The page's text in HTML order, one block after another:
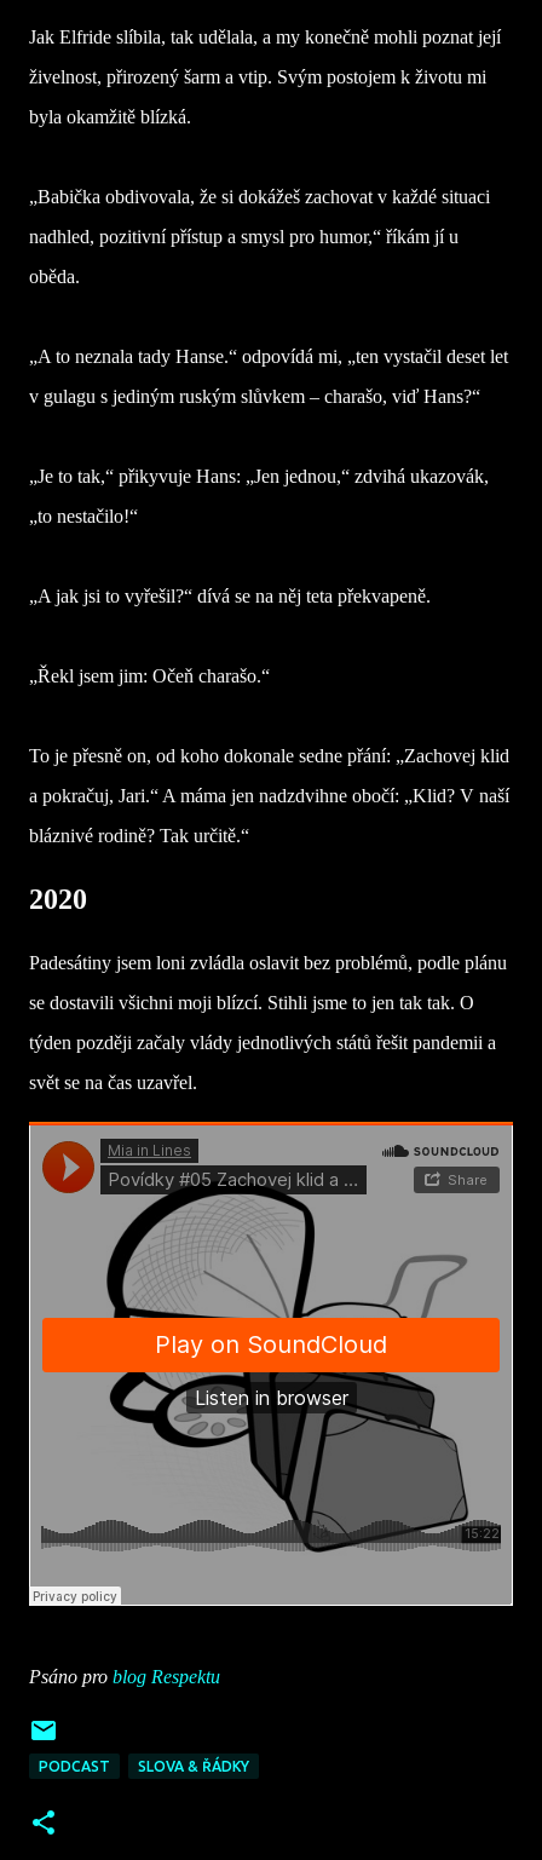
Jak Elfride slíbila, tak udělala, a my konečně mohli poznat její
živelnost, přirozený šarm a vtip. Svým postojem k životu mi
byla okamžitě blízká.
„Babička obdivovala, že si dokážeš zachovat v každé situaci
nadhled, pozitivní přístup a smysl pro humor,“ říkám jí u
oběda.
„A to neznala tady Hanse.“ odpovídá mi, „ten vystačil deset let
v gulagu s jediným ruským slůvkem – charašo, viď Hans?“
„Je to tak,“ přikyvuje Hans: „Jen jednou,“ zdvihá ukazovák,
„to nestačilo!“
„A jak jsi to vyřešil?“ dívá se na něj teta překvapeně.
„Řekl jsem jim: Očeň charašo.“
To je přesně on, od koho dokonale sedne přání: „Zachovej klid
a pokračuj, Jari.“ A máma jen nadzdvihne obočí: „Klid? V naší
bláznivé rodině? Tak určitě.“
2020
Padesátiny jsem loni zvládla oslavit bez problémů, podle plánu
se dostavili všichni moji blízcí. Stihli jsme to jen tak tak. O
týden později začaly vlády jednotlivých států řešit pandemii a
svět se na čas uzavřel.
Psáno pro blog Respektu
PODCAST SLOVA & ŘÁDKY